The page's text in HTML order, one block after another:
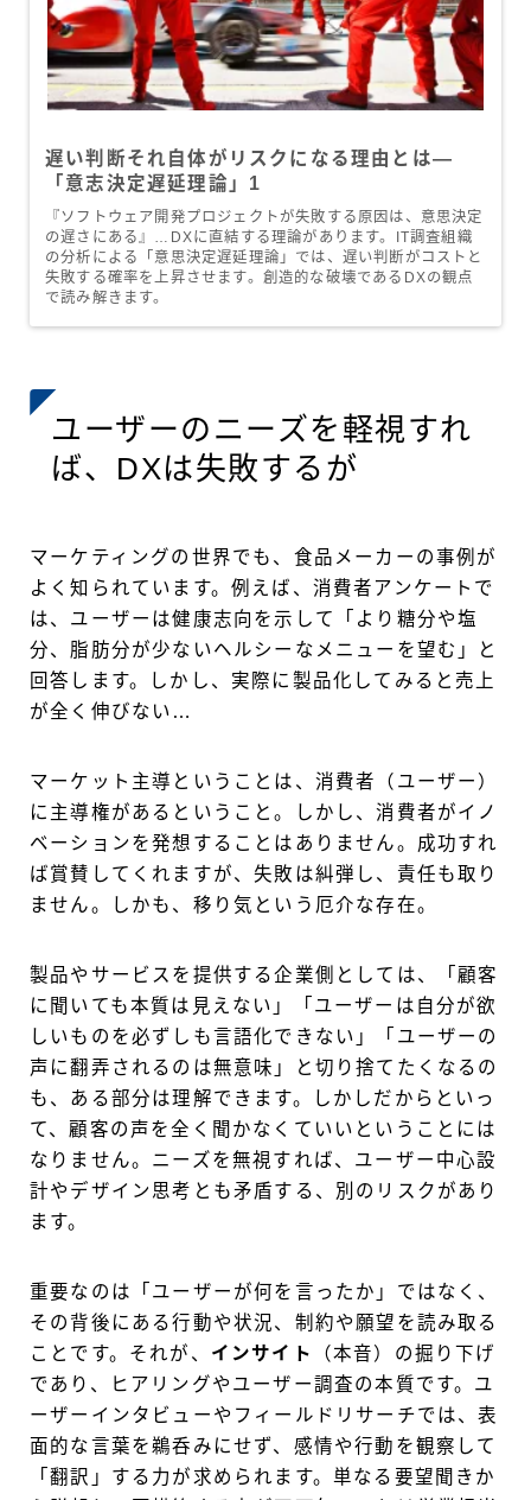
遅い判断それ自体がリスクになる理由とは—
「意志決定遅延理論」1
『ソフトウェア開発プロジェクトが失敗する原因は、意思決定
の遅さにある』…DXに直結する理論があります。IT調査組織
の分析による「意思決定遅延理論」では、遅い判断がコストと
失敗する確率を上昇させます。創造的な破壊であるDXの観点
で読み解きます。
ユーザーのニーズを軽視すれ
ば、DXは失敗するが
マーケティングの世界でも、食品メーカーの事例が
よく知られています。例えば、消費者アンケートで
は、ユーザーは健康志向を示して「より糖分や塩
分、脂肪分が少ないヘルシーなメニューを望む」と
回答します。しかし、実際に製品化してみると売上
が全く伸びない…
マーケット主導ということは、消費者（ユーザー）
に主導権があるということ。しかし、消費者がイノ
ベーションを発想することはありません。成功すれ
ば賞賛してくれますが、失敗は糾弾し、責任も取り
ません。しかも、移り気という厄介な存在。
製品やサービスを提供する企業側としては、「顧客
に聞いても本質は見えない」「ユーザーは自分が欲
しいものを必ずしも言語化できない」「ユーザーの
声に翻弄されるのは無意味」と切り捨てたくなるの
も、ある部分は理解できます。しかしだからといっ
て、顧客の声を全く聞かなくていいということには
なりません。ニーズを無視すれば、ユーザー中心設
計やデザイン思考とも矛盾する、別のリスクがあり
ます。
重要なのは「ユーザーが何を言ったか」ではなく、
その背後にある行動や状況、制約や願望を読み取る
ことです。それが、 インサイト
（本音）の掘り下げ
であり、ヒアリングやユーザー調査の本質です。ユ
ーザーインタビューやフィールドリサーチでは、表
面的な言葉を鵜呑みにせず、感情や行動を観察して
「翻訳」する力が求められます。単なる要望聞きか